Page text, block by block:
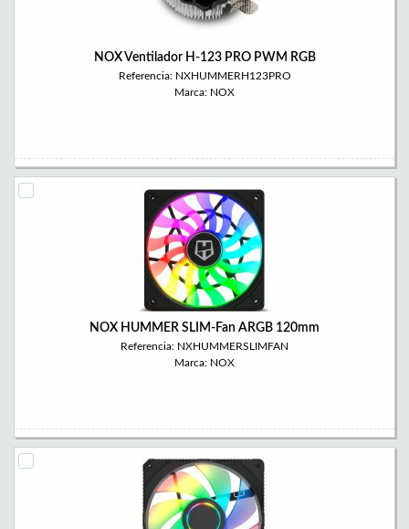
NOX Ventilador H-123 PRO PWM RGB
Referencia: NXHUMMERH123PRO
Marca: NOX
NOX HUMMER SLIM-Fan ARGB 120mm
Referencia: NXHUMMERSLIMFAN
Marca: NOX